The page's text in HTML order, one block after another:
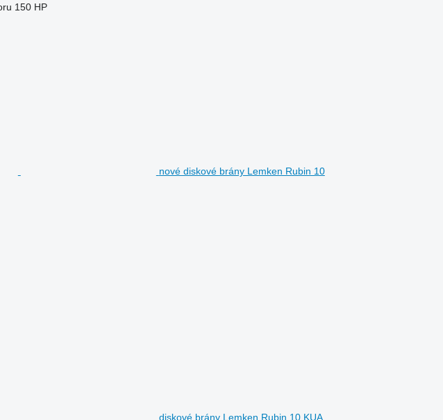
150 HP
nové diskové brány Lemken Rubin 10
diskové brány Lemken Rubin 10 KUA